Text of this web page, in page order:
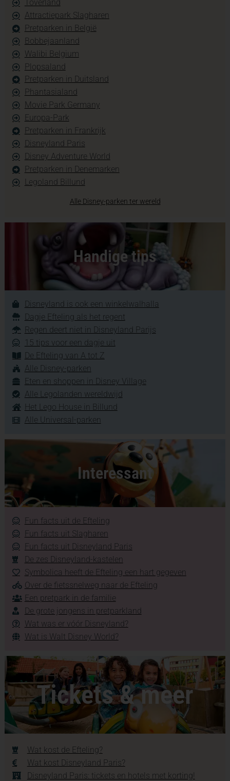
Toverland
Attractiepark Slagharen
Pretparken in België
Bobbejaanland
Walibi Belgium
Plopsaland
Pretparken in Duitsland
Phantasialand
Movie Park Germany
Europa-Park
Pretparken in Frankrijk
Disneyland Paris
Disney Adventure World
Pretparken in Denemarken
Legoland Billund
Alle Disney-parken ter wereld
Handige tips
Disneyland is ook een winkelwalhalla
Dagje Efteling als het regent
Regen deert niet in Disneyland Parijs
15 tips voor een dagje uit
De Efteling van A tot Z
Alle Disney-parken
Eten en shoppen in Disney Village
Alle Legolanden wereldwijd
Het Lego House in Billund
Alle Universal-parken
Interessant
Fun facts uit de Efteling
Fun facts uit Slagharen
Fun facts uit Disneyland Paris
De zes Disneyland-kastelen
Symbolica heeft de Efteling een hart gegeven
Over de fietssnelweg naar de Efteling
Een pretpark in de familie
De grote jongens in pretparkland
Wat was er vóór Disneyland?
Wat is Walt Disney World?
Tickets & meer
Wat kost de Efteling?
Wat kost Disneyland Paris?
Disneyland Paris: tickets en hotels met korting!